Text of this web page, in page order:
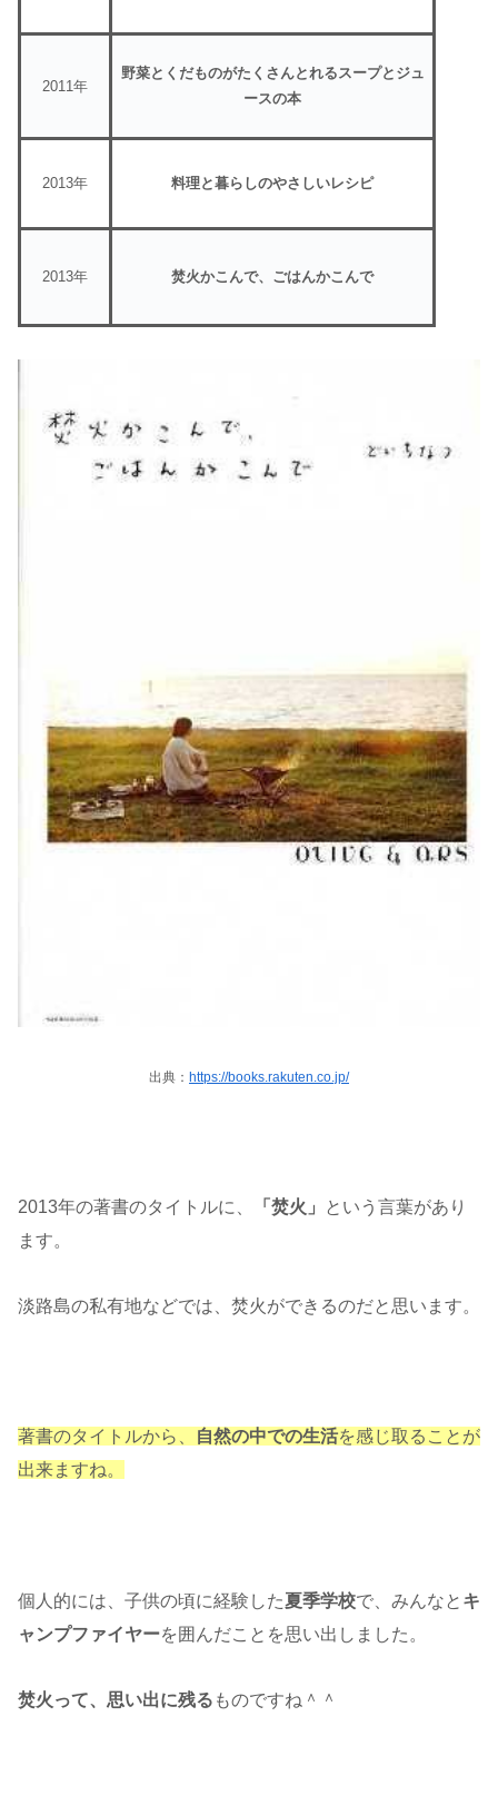
2011年
野菜とくだものがたくさんとれるスープとジュ
ースの本
2013年 料理と暮らしのやさしいレシピ
2013年 焚火かこんで、ごはんかこんで
出典： https://books.rakuten.co.jp/
2013年の著書のタイトルに、 「焚火」
という言葉があり
ます。
淡路島の私有地などでは、焚火ができるのだと思います。
著書のタイトルから、 自然の中での生活を感じ取ることが
出来ますね。
個人的には、子供の頃に経験した夏季学校で、みんなと キ
ャンプファイヤーを囲んだことを思い出しました。
焚火って、思い出に残る ものですね＾＾